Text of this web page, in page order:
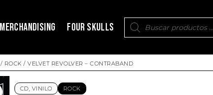
MERCHANDISING FOUR SKULLS
/ ROCK / VELVET REVOLVER – CONTRABAND
CD, VINILO ROCK